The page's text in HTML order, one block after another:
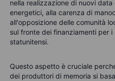
nella realizzazione di nuovi
energetici, alla carenza di
all'opposizione delle comunità
sul fronte dei finanziamenti per
statunitensi.
Questo aspetto è cruciale
dei produttori di memoria si